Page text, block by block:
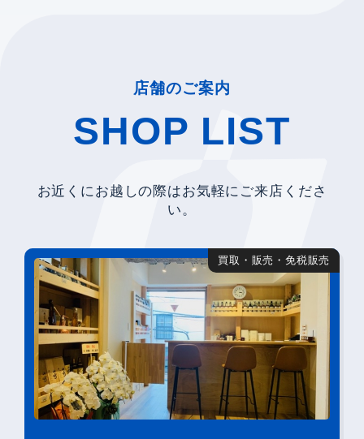
店舗のご案内
SHOP LIST
お近くにお越しの際はお気軽にご来店くださ
い。
買取・販売・免税販売